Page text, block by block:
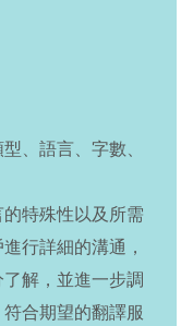
、語言、字數、
特殊性以及所需
行詳細的溝通，
解，並進一步調
合期望的翻譯服